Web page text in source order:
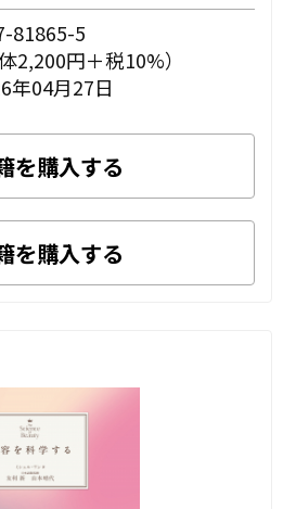
81865-5
2,200円＋税10%）
年04月27日
を購入する
を購入する